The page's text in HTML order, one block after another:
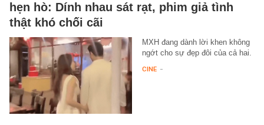
hẹn hò: Dính nhau sát rạt, phim giả tình
thật khó chối cãi
MXH đang dành lời khen không
ngớt cho sự đẹp đôi của cả hai.
CINE -